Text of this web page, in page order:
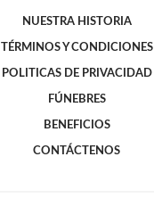
NUESTRA HISTORIA
TÉRMINOS Y CONDICIONES
POLITICAS DE PRIVACIDAD
FÚNEBRES
BENEFICIOS
CONTÁCTENOS